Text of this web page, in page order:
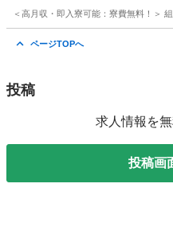
＜高月収・即入寮可能：寮費無料！
ページTOPへ
投稿
求人情報を
投稿画